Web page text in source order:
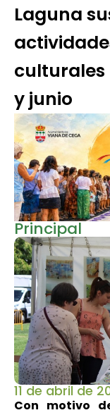
Laguna
culturales
y junio
Principal
11 de abril de
Con motivo